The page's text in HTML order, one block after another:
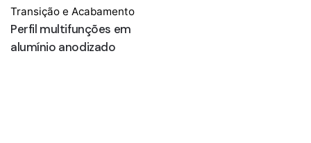
Transição e Acabamento
Perfil multifunções em
alumínio anodizado